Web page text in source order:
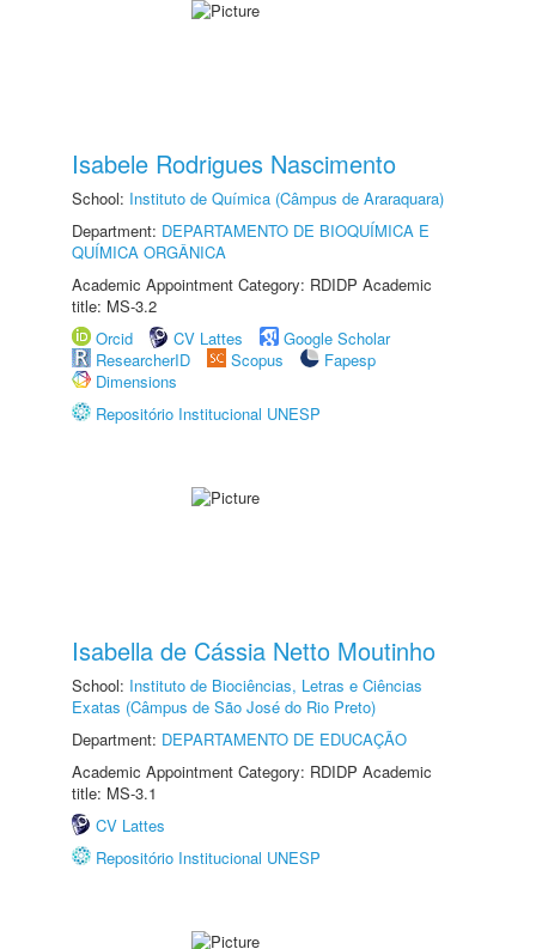
Isabele Rodrigues Nascimento
School: Instituto de Química (Câmpus de Araraquara)
Department: DEPARTAMENTO DE BIOQUÍMICA E
QUÍMICA ORGÂNICA
Academic Appointment Category: RDIDP Academic
title: MS-3.2
Orcid
CV Lattes
Google Scholar
ResearcherID
Scopus
Fapesp
Dimensions
Repositório Institucional UNESP
Isabella de Cássia Netto Moutinho
School: Instituto de Biociências, Letras e Ciências
Exatas (Câmpus de São José do Rio Preto)
Department: DEPARTAMENTO DE EDUCAÇÃO
Academic Appointment Category: RDIDP Academic
title: MS-3.1
CV Lattes
Repositório Institucional UNESP